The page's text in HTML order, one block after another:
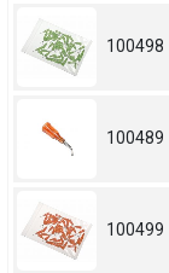
100498
100489
100499